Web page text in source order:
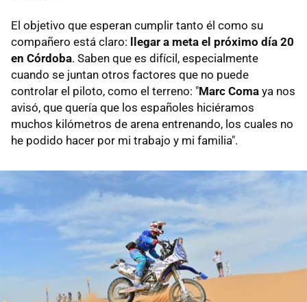
El objetivo que esperan cumplir tanto él como su
compañero está claro:
llegar a meta el próximo día 20
en Córdoba. Saben que es difícil, especialmente
cuando se juntan otros factores que no puede
controlar el piloto, como el terreno: "Marc Coma ya nos
avisó, que quería que los españoles hiciéramos
muchos kilómetros de arena entrenando, los cuales no
he podido hacer por mi trabajo y mi familia".